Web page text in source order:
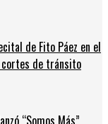
de Fito Páez en el
cortes de tránsito